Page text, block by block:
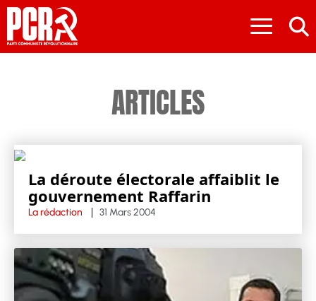
≡
ARTICLES
La déroute électorale affaiblit le
gouvernement Raffarin
La rédaction 31 Mars 2004